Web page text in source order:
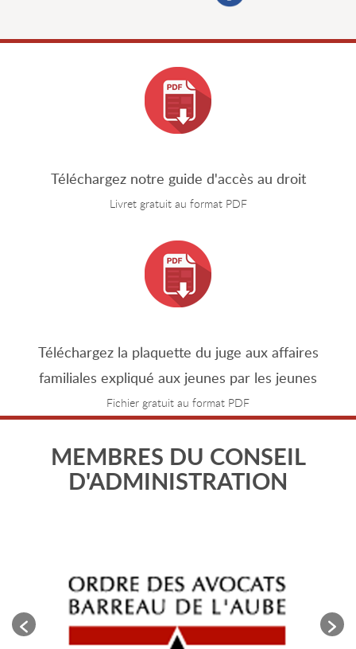
Téléchargez notre guide d'accès au droit
Livret gratuit au format PDF
Téléchargez la plaquette du juge aux affaires
familiales expliqué aux jeunes par les jeunes
Fichier gratuit au format PDF
MEMBRES DU CONSEIL
D'ADMINISTRATION